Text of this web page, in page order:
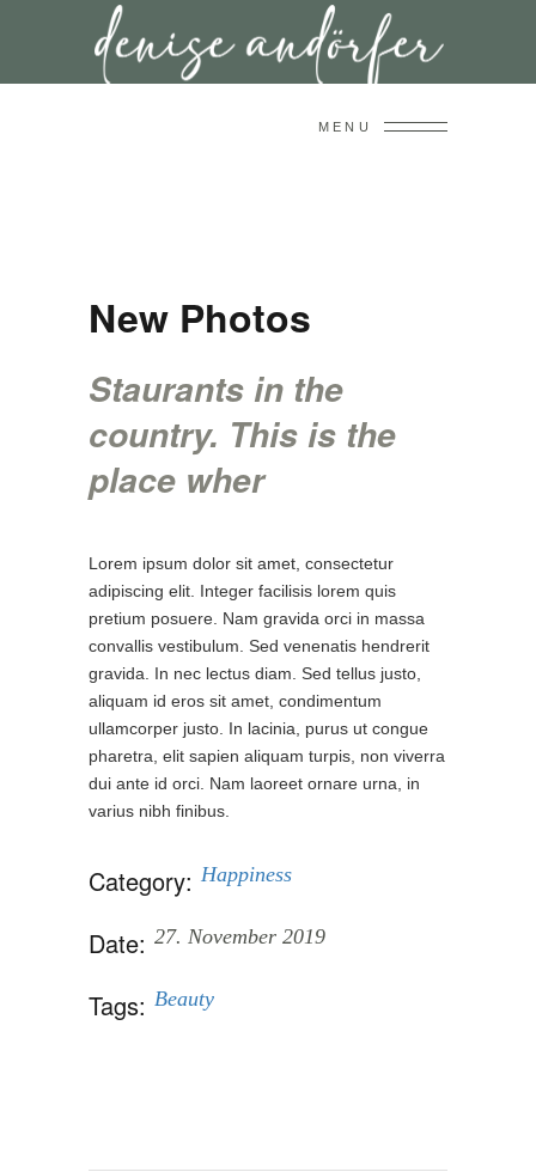
MENU
New Photos
Staurants in the
country. This is the
place wher
Lorem ipsum dolor sit amet, consectetur
adipiscing elit. Integer facilisis lorem quis
pretium posuere. Nam gravida orci in massa
convallis vestibulum. Sed venenatis hendrerit
gravida. In nec lectus diam. Sed tellus justo,
aliquam id eros sit amet, condimentum
ullamcorper justo. In lacinia, purus ut congue
pharetra, elit sapien aliquam turpis, non viverra
dui ante id orci. Nam laoreet ornare urna, in
varius nibh finibus.
Category: Happiness
Date: 27. November 2019
Tags: Beauty